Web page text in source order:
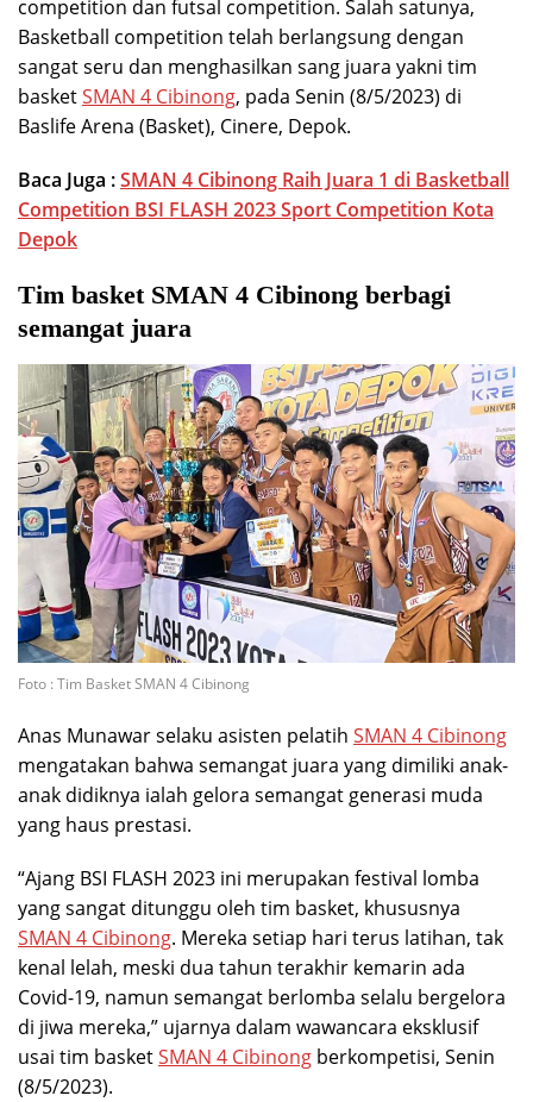
competition dan futsal competition. Salah satunya,
Basketball competition telah berlangsung dengan
sangat seru dan menghasilkan sang juara yakni tim
basketSMAN 4 Cibinong, pada Senin (8/5/2023) di
Baslife Arena (Basket), Cinere, Depok.
Baca Juga :SMAN 4 Cibinong Raih Juara 1 di Basketball
Competition BSI FLASH 2023 Sport Competition Kota
Depok
Tim basket SMAN 4 Cibinong berbagi
semangat juara
Foto : Tim Basket SMAN 4 Cibinong
Anas Munawar selaku asisten pelatih SMAN 4 Cibinong
mengatakan bahwa semangat juara yang dimiliki anak-
anak didiknya ialah gelora semangat generasi muda
yang haus prestasi.
“Ajang BSI FLASH 2023 ini merupakan festival lomba
yang sangat ditunggu oleh tim basket, khususnya
SMAN 4 Cibinong. Mereka setiap hari terus latihan, tak
kenal lelah, meski dua tahun terakhir kemarin ada
Covid-19, namun semangat berlomba selalu bergelora
di jiwa mereka,” ujarnya dalam wawancara eksklusif
usai tim basketSMAN 4 Cibinong berkompetisi, Senin
(8/5/2023).